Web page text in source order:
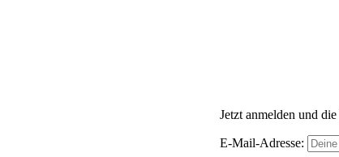
Jetzt anmelden und die
E-Mail-Adresse: